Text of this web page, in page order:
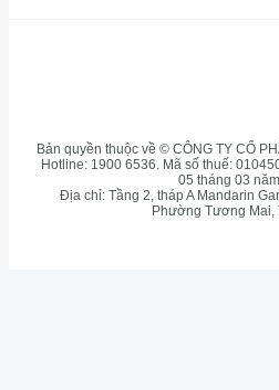
Bản quyền thuộc về © CÔNG TY CỔ
Hotline: 1900 6536. Mã số thuế:
05 tháng 03
Địa chỉ: Tầng 2, tháp A Mandarin
Phường Tương Mai,